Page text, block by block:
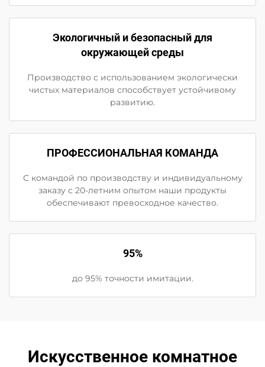
Экологичный и безопасный для
окружающей среды
Производство с использованием экологически
чистых материалов способствует устойчивому
развитию.
ПРОФЕССИОНАЛЬНАЯ КОМАНДА
С командой по производству и индивидуальному
заказу с 20-летним опытом наши продукты
обеспечивают превосходное качество.
95%
до 95% точности имитации.
Искусственное комнатное